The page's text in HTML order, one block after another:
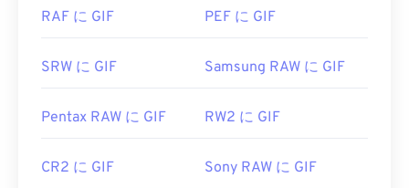
ーションでGIFファイルを開きます。macOSでは、
開発元:CompuServe, Inc.
便利なリンク:
https://en.wikipedia.org/wiki/GIF
RAF に GIF PEF に GIF
SRW に GIF Samsung RAW に GIF
Pentax RAW に GIF RW2 に GIF
CR2 に GIF Sony RAW に GIF